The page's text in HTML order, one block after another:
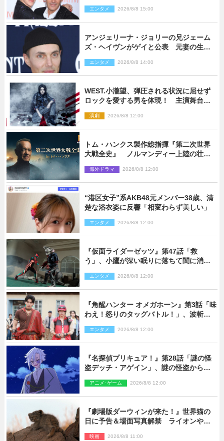
エンタメ 2026/8/8 15:00
アンジェリーナ・ジョリーの兄ジェーム
ズ・ヘイヴンがゲイと公表 元妻の生配
エンタメ 2026/8/8 14:00
WEST.小瀧望、弾圧される状況に屈せず
ロックを愛する男を体現！ 主演舞台
演劇 2026/8/8 12:00
トム・ハンクス製作総指揮『第二次世界
大戦全史』 ノルマンディー上陸の壮絶
海外ドラマ 2026/8/8 12:00
“港区女子”系AKB48元メンバー38歳、清
楚な浴衣姿に反響「相変わらず美しい」
エンタメ 2026/8/8 12:00
『仮面ライダーゼッツ』第47話「救
う」、小鷹が深い眠りに落ちて闇に消え
エンタメ 2026/8/8 12:00
『角醒ハンター オメガホーン』第3話「味
わえ！怒りのタッグバトル！」、波斬の
エンタメ 2026/8/8 12:00
『名探偵プリキュア！』第28話「謎の怪
盗デッチ・アゲイン」、謎の怪盗から不
アニメ･ゲーム 2026/8/8 12:00
『劇場版ダーウィンが来た！』世界猫の
日に予告＆場面写真解禁 ライオンやマ
映画 2026/8/8 11:00